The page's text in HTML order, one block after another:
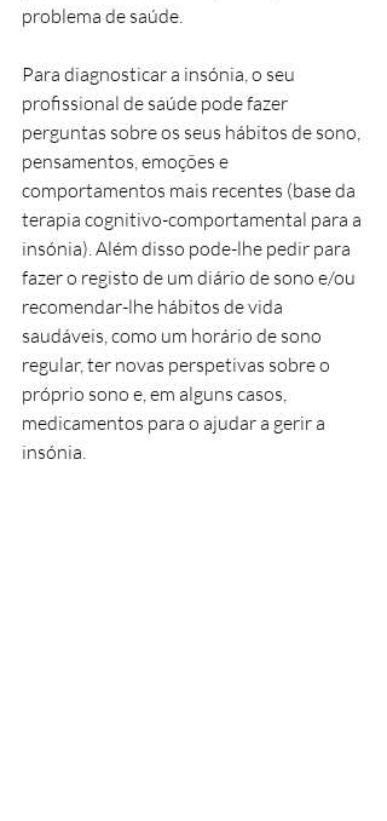
problema de saúde.
Para diagnosticar a insónia, o seu
profissional de saúde pode fazer
perguntas sobre os seus hábitos de sono,
pensamentos, emoções e
comportamentos mais recentes (base da
terapia cognitivo-comportamental para a
insónia). Além disso pode-lhe pedir para
fazer o registo de um diário de sono e/ou
recomendar-lhe hábitos de vida
saudáveis, como um horário de sono
regular, ter novas perspetivas sobre o
próprio sono e, em alguns casos,
medicamentos para o ajudar a gerir a
insónia.